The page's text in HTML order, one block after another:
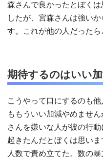
森さんで良かったとぼく
したが、宮森さんは強い
す。これが他の人だったら
期待するのはいい
こうやって口にするのも
ももういい加減やめませ
さんを嫌いな人が彼の行
起きたんだとぼくは思い
人数で責め立てた。数の